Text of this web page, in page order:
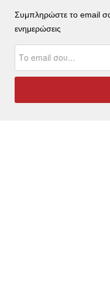
Συμπληρώστε το email
ενημερώσεις